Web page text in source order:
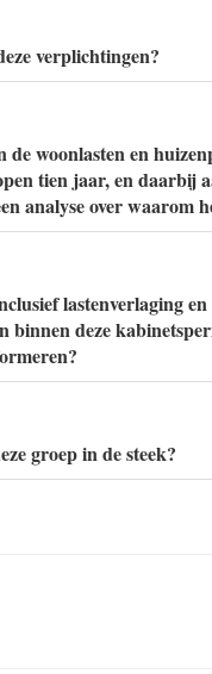
verplichtingen?
woonlasten en
tien jaar, en daarbij
analyse over waarom
lastenverlaging
binnen deze
groep in de steek?